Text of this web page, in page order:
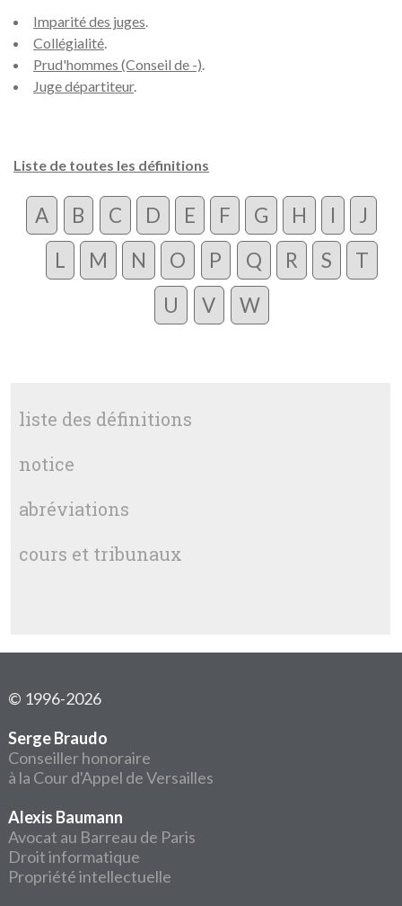
Imparité des juges.
Collégialité.
Prud'hommes (Conseil de -).
Juge départiteur.
Liste de toutes les définitions
A B C D E F G H I
J
L
M N O P Q R S
T
U
V W
liste des définitions
notice
abréviations
cours et tribunaux
© 1996-2026
Serge Braudo
Conseiller honoraire
à la Cour d'Appel de Versailles
Alexis Baumann
Avocat au Barreau de Paris
Droit informatique
Propriété intellectuelle